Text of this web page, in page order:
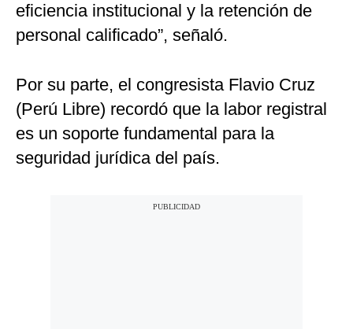
eficiencia institucional y la retención de
personal calificado”, señaló.
Por su parte, el congresista Flavio Cruz
(Perú Libre) recordó que la labor registral
es un soporte fundamental para la
seguridad jurídica del país.